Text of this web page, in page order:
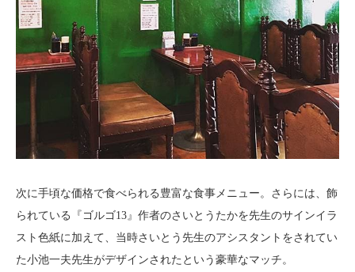
次に手頃な価格で食べられる豊富な食事メニュー。さらには、飾
られている『ゴルゴ13』作者のさいとうたかを先生のサインイラ
スト色紙に加えて、当時さいとう先生のアシスタントをされてい
た小池一夫先生がデザインされたという豪華なマッチ。